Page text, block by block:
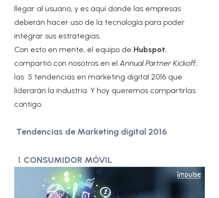
llegar al usuario, y es aquí donde las empresas
deberán hacer uso de la tecnología para poder
integrar sus estrategias.
Con esto en mente, el equipo de Hubspot,
compartió con nosotros en elAnnual Partner Kickoff,
las 5 tendencias en marketing digital 2016 que
liderarán la industria. Y hoy queremos compartirlas
contigo.
Tendencias de Marketing digital 2016
CONSUMIDOR MÓVIL